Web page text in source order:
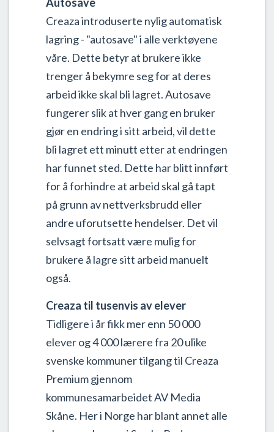
Creaza introduserte nylig automatisk
lagring - "autosave" i alle verktøyene
våre. Dette betyr at brukere ikke
trenger å bekymre seg for at deres
arbeid ikke skal bli lagret. Autosave
fungerer slik at hver gang en bruker
gjør en endring i sitt arbeid, vil dette
bli lagret ett minutt etter at endringen
har funnet sted. Dette har blitt innført
for å forhindre at arbeid skal gå tapt
på grunn av nettverksbrudd eller
andre uforutsette hendelser. Det vil
selvsagt fortsatt være mulig for
brukere å lagre sitt arbeid manuelt
også.
Creaza til tusenvis av elever
Tidligere i år fikk mer enn 50 000
elever og 4 000 lærere fra 20 ulike
svenske kommuner tilgang til Creaza
Premium gjennom
kommunesamarbeidet AV Media
Skåne. Her i Norge har blant annet alle